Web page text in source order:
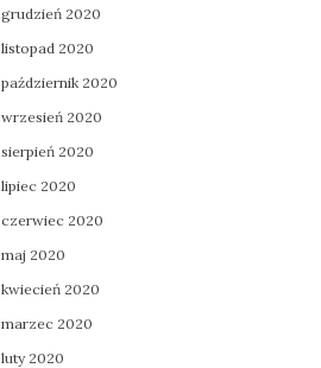
grudzień 2020
listopad 2020
październik 2020
wrzesień 2020
sierpień 2020
lipiec 2020
czerwiec 2020
maj 2020
kwiecień 2020
marzec 2020
luty 2020